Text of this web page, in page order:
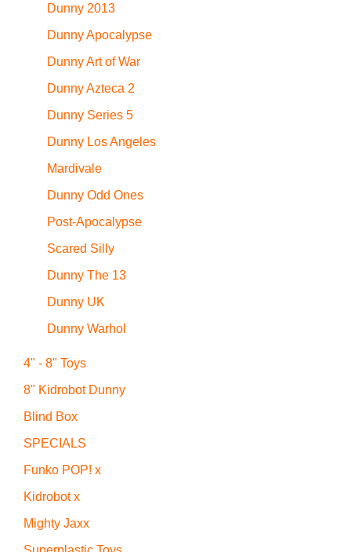
Dunny 2013
Dunny Apocalypse
Dunny Art of War
Dunny Azteca 2
Dunny Series 5
Dunny Los Angeles
Mardivale
Dunny Odd Ones
Post-Apocalypse
Scared Silly
Dunny The 13
Dunny UK
Dunny Warhol
4" - 8" Toys
8" Kidrobot Dunny
Blind Box
SPECIALS
Funko POP! x
Kidrobot x
Mighty Jaxx